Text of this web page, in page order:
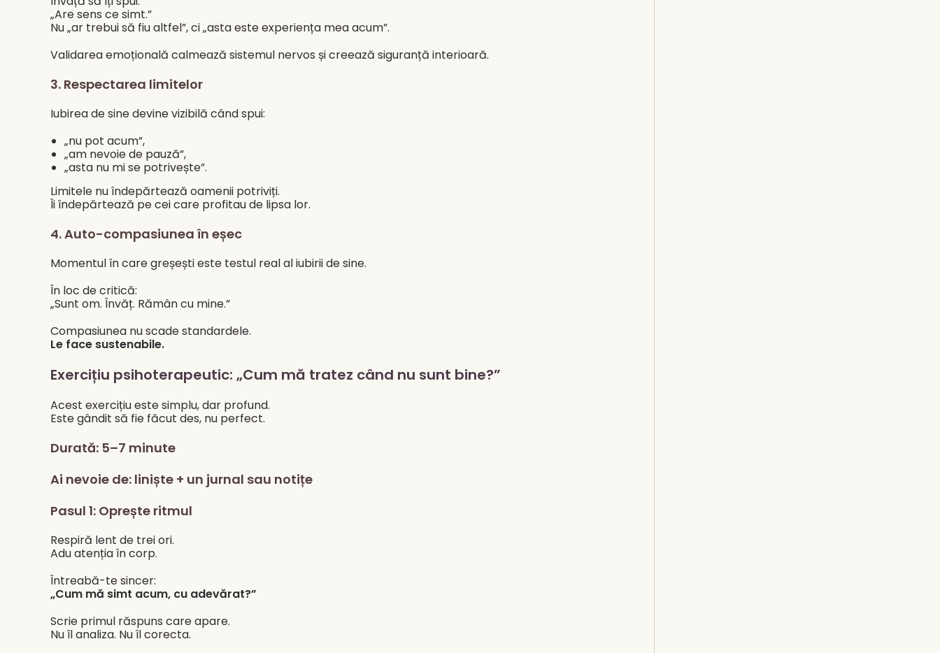
„Are sens ce simt.”
Nu „ar trebui să fiu altfel”, ci „asta este experiența mea acum”.
Validarea emoțională calmează sistemul nervos și creează siguranță interioară.
3. Respectarea limitelor
Iubirea de sine devine vizibilă când spui:
„nu pot acum”,
„am nevoie de pauză”,
„asta nu mi se potrivește”.
Limitele nu îndepărtează oamenii potriviți.
Îi îndepărtează pe cei care profitau de lipsa lor.
4. Auto-compasiunea în eșec
Momentul în care greșești este testul real al iubirii de sine.
În loc de critică:
„Sunt om. Învăț. Rămân cu mine.”
Compasiunea nu scade standardele.
Le face sustenabile.
Exercițiu psihoterapeutic: „Cum mă tratez când nu sunt bine?”
Acest exercițiu este simplu, dar profund.
Este gândit să fie făcut des, nu perfect.
Durată: 5–7 minute
Ai nevoie de: liniște + un jurnal sau notițe
Pasul 1: Oprește ritmul
Respiră lent de trei ori.
Adu atenția în corp.
Întreabă-te sincer:
„Cum mă simt acum, cu adevărat?”
Scrie primul răspuns care apare.
Nu îl analiza. Nu îl corecta.